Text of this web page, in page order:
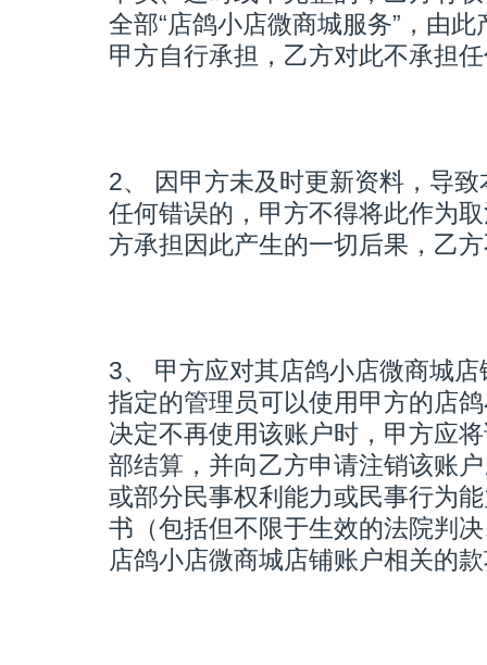
全部“店鸽小店微商城服务”，由
甲方自行承担，乙方对此不承担
2、 因甲方未及时更新资料，导
任何错误的，甲方不得将此作为
方承担因此产生的一切后果，乙
3、 甲方应对其店鸽小店微商城
指定的管理员可以使用甲方的店
决定不再使用该账户时，甲方应
部结算，并向乙方申请注销该账
或部分民事权利能力或民事行为
书（包括但不限于生效的法院判
店鸽小店微商城店铺账户相关的